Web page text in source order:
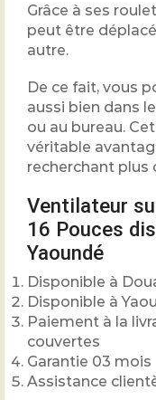
Grâce à ses
peut être
autre.
De ce fait, vous
aussi bien dans
ou au bureau.
véritable
recherchant plus
Ventilateur
16 Pouces
Yaoundé
Disponible à
Disponible à
Paiement à la
couvertes
Garantie 03 mois
Assistance